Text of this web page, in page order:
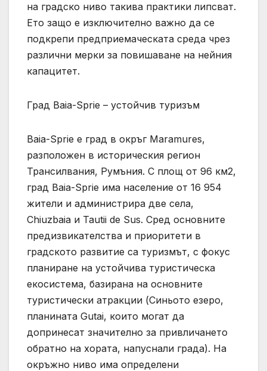
на градско ниво такива практики липсват.
Ето защо е изключително важно да се
подкрепи предприемаческата среда чрез
различни мерки за повишаване на нейния
капацитет.
Град Baia-Sprie – устойчив туризъм
Baia-Sprie е град в окръг Maramures,
разположен в историческия регион
Трансилвания, Румъния. С площ от 96 км2,
град Baia-Sprie има население от 16 954
жители и администрира две села,
Chiuzbaia и Tautii de Sus. Сред основните
предизвикателства и приоритети в
градското развитие са туризмът, с фокус
планиране на устойчива туристическа
екосистема, базирана на основните
туристически атракции (Синьото езеро,
планината Gutai, които могат да
допринесат значително за привличането
обратно на хората, напуснали града). На
окръжно ниво има определени